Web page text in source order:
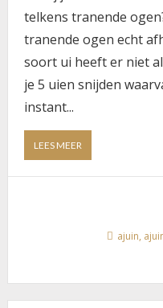
telkens tranende
tranende ogen echt
soort ui heeft er niet
je 5 uien snijden
instant...
LEES MEERABOUT
EEN
UI
VOLGENSajuin,